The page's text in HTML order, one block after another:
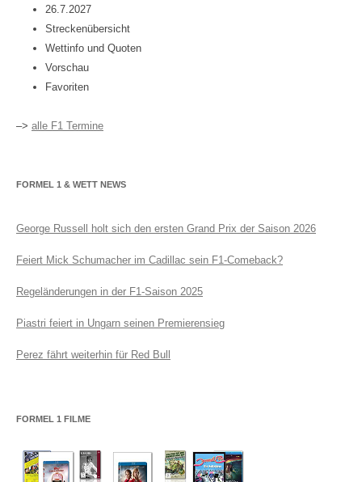
26.7.2027
Streckenübersicht
Wettinfo und Quoten
Vorschau
Favoriten
–> alle F1 Termine
FORMEL 1 & WETT NEWS
George Russell holt sich den ersten Grand Prix der Saison 2026
Feiert Mick Schumacher im Cadillac sein F1-Comeback?
Regeländerungen in der F1-Saison 2025
Piastri feiert in Ungarn seinen Premierensieg
Perez fährt weiterhin für Red Bull
FORMEL 1 FILME